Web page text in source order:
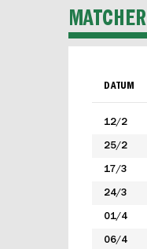
MATCHER
DATUM
12/2
25/2
17/3
24/3
01/4
06/4